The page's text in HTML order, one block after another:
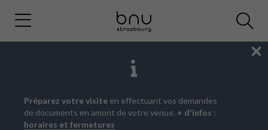
Aller
au
menu
Aller
au
contenu
Aller
à
la
Préparez votre visite en effectuant vos demandes
de documents en amont de votre venue. + d'infos :
horaires et fermetures